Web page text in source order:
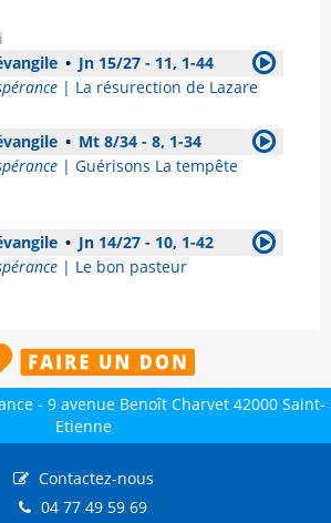
• Jn 15/27 - 11, 1-44
| La résurection de Lazare
• Mt 8/34 - 8, 1-34
| Guérisons La tempête
• Jn 14/27 - 10, 1-42
| Le bon pasteur
- 9 avenue Benoît Charvet 42000 Saint-
Etienne
Contactez-nous
04 77 49 59 69